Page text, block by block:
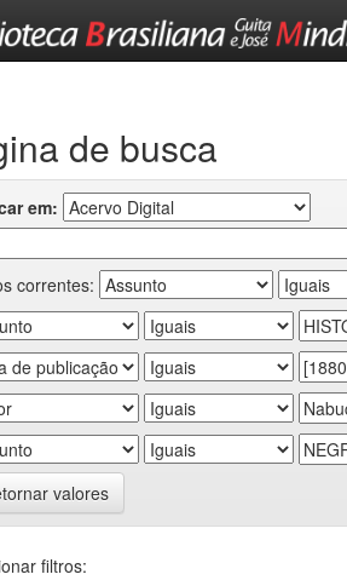
de busca
em:
correntes:
valores
filtros: